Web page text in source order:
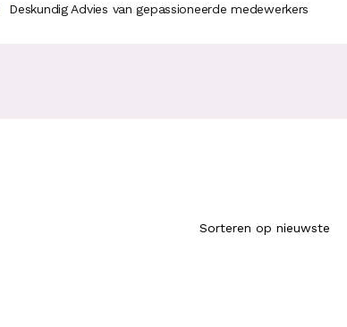
Deskundig Advies van gepassioneerde medewerkers